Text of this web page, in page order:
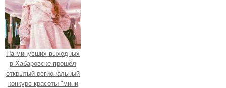
На минувших выходных
в Хабаровске прошёл
открытый региональный
конкурс красоты "мини